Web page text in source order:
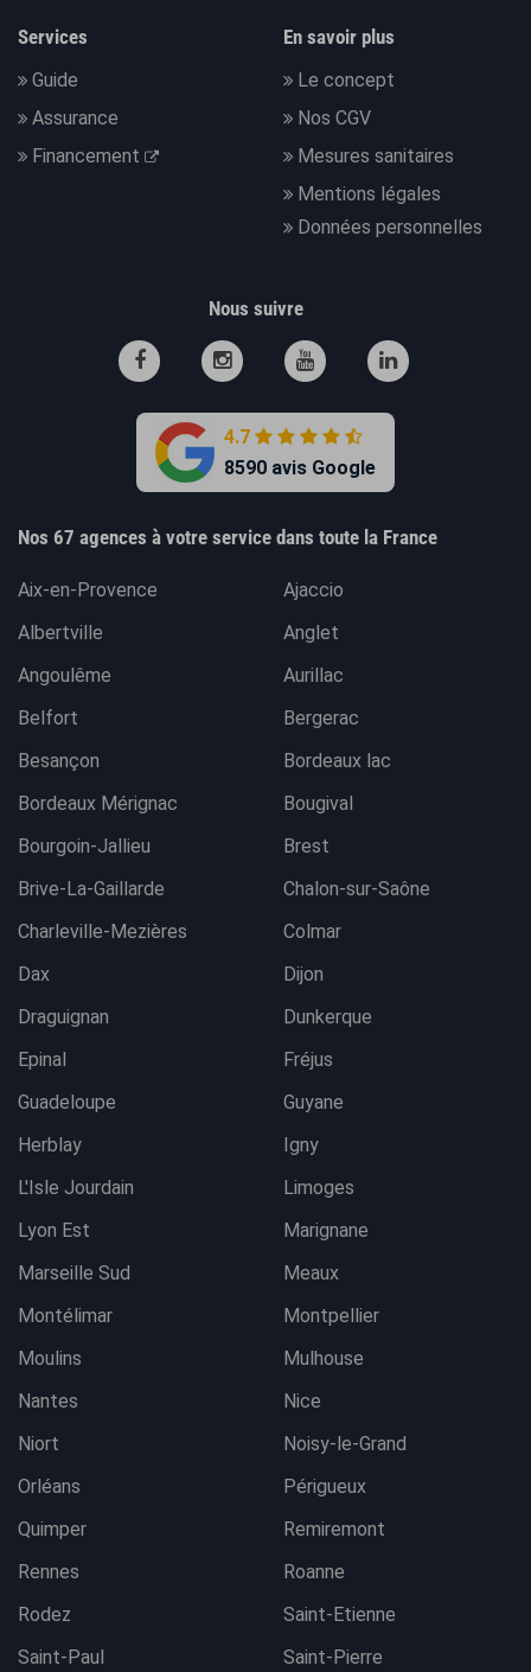
Services
Guide
Assurance
Financement
En savoir plus
Le concept
Nos CGV
Mesures sanitaires
Mentions légales
Données personnelles
Nous suivre
4.7
8590 avis Google
Nos 67 agences à votre service dans toute la France
Aix-en-Provence
Ajaccio
Albertville
Anglet
Angoulême
Aurillac
Belfort
Bergerac
Besançon
Bordeaux lac
Bordeaux Mérignac
Bougival
Bourgoin-Jallieu
Brest
Brive-La-Gaillarde
Chalon-sur-Saône
Charleville-Mezières
Colmar
Dax
Dijon
Draguignan
Dunkerque
Epinal
Fréjus
Guadeloupe
Guyane
Herblay
Igny
L'Isle Jourdain
Limoges
Lyon Est
Marignane
Marseille Sud
Meaux
Montélimar
Montpellier
Moulins
Mulhouse
Nantes
Nice
Niort
Noisy-le-Grand
Orléans
Périgueux
Quimper
Remiremont
Rennes
Roanne
Rodez
Saint-Etienne
Saint-Paul
Saint-Pierre